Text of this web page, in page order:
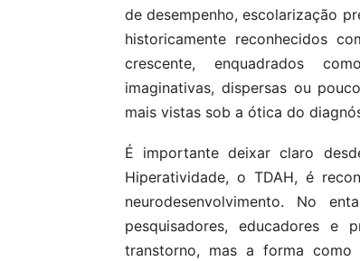
de desempenho, escolarização
historicamente reconhecidos
crescente, enquadrados
imaginativas, dispersas ou
mais vistas sob a ótica do
É importante deixar claro
Hiperatividade, o TDAH, é
neurodesenvolvimento. No
pesquisadores, educadores
transtorno, mas a forma